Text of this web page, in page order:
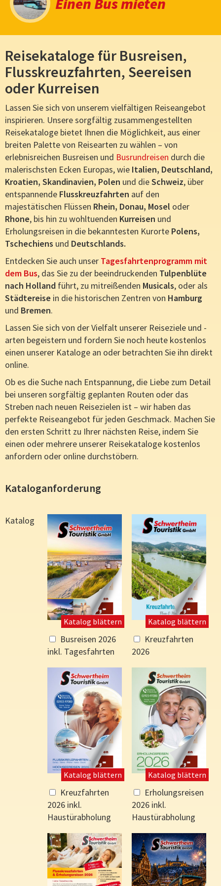
Reisekataloge für Busreisen,
Flusskreuzfahrten, Seereisen
oder Kurreisen
Lassen Sie sich von unserem vielfältigen Reiseangebot
inspirieren. Unsere sorgfältig zusammengestellten
Reisekataloge bietet Ihnen die Möglichkeit, aus einer
breiten Palette von Reisearten zu wählen – von
erlebnisreichen Busreisen und Busrundreisen durch die
malerischsten Ecken Europas, wie Italien, Deutschland,
Kroatien, Skandinavien, Polen und dieSchweiz, über
entspannende Flusskreuzfahrten auf den
majestätischen Flüssen Rhein, Donau, Mosel oder
Rhone, bis hin zu wohltuenden Kurreisen und
Erholungsreisen in die bekanntesten Kurorte Polens,
Tschechiens und Deutschlands.
Entdecken Sie auch unser Tagesfahrtenprogramm mit
dem Bus, das Sie zu der beeindruckenden Tulpenblüte
nach Holland führt, zu mitreißenden Musicals, oder als
Städtereise in die historischen Zentren von Hamburg
und Bremen.
Lassen Sie sich von der Vielfalt unserer Reiseziele und -
arten begeistern und fordern Sie noch heute kostenlos
einen unserer Kataloge an oder betrachten Sie ihn direkt
online.
Ob es die Suche nach Entspannung, die Liebe zum Detail
bei unseren sorgfältig geplanten Routen oder das
Streben nach neuen Reisezielen ist – wir haben das
perfekte Reiseangebot für jeden Geschmack. Machen Sie
den ersten Schritt zu Ihrer nächsten Reise, indem Sie
einen oder mehrere unserer Reisekataloge kostenlos
anfordern oder online durchstöbern.
Kataloganforderung
Katalog
Katalog blättern
Busreisen 2026
inkl. Tagesfahrten
Katalog blättern
Kreuzfahrten
2026
Katalog blättern
Kreuzfahrten
2026 inkl.
Haustürabholung
Katalog blättern
Erholungsreisen
2026 inkl.
Haustürabholung